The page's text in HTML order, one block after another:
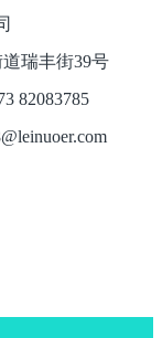
瑞丰街39号
82083785